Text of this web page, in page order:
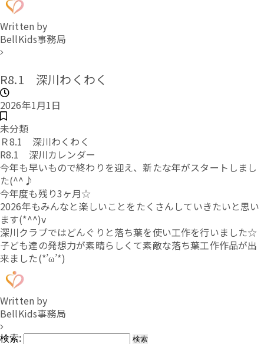
Written by
BellKids事務局
R8.1 深川わくわく
2026年1月1日
未分類
Ｒ8.1 深川わくわく
R8.1 深川カレンダー
今年も早いもので終わりを迎え、新たな年がスタートしまし
た(^^♪
今年度も残り3ヶ月☆
2026年もみんなと楽しいことをたくさんしていきたいと思い
ます(*^^)v
深川クラブではどんぐりと落ち葉を使い工作を行いました☆
子ども達の発想力が素晴らしくて素敵な落ち葉工作作品が出
来ました(*’ω’*)
Written by
BellKids事務局
検索: